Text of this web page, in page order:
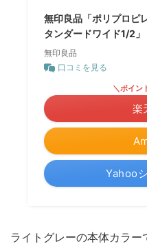
無印良品「ポリプロピ
タンダードワイド1/2」
無印良品
口コミを見る
＼ポイン
楽
Yahoo
ライトグレーの本体カラー